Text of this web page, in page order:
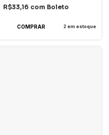
R$33,16 com Boleto
2 em estoque